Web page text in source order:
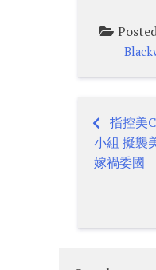
Post
指控美
小組 擬襲
嫁禍委國